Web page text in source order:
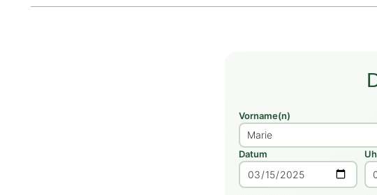
Vorname(n)
Datum